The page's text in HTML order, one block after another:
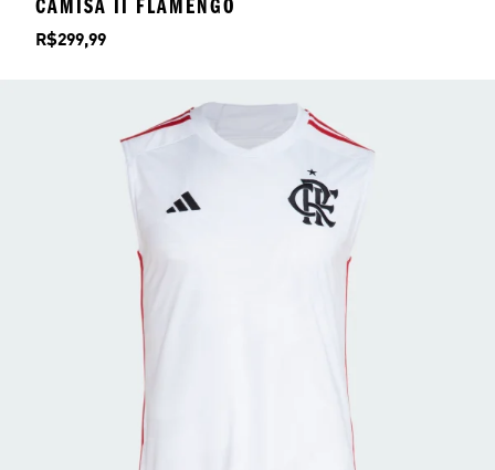
CAMISA II FLAMENGO
Preço
R$299,99